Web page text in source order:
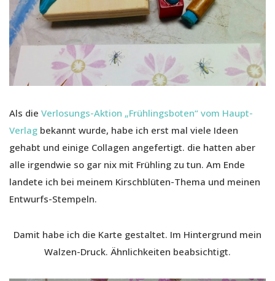
Als die Verlosungs-Aktion „Frühlingsboten“ vom Haupt-
Verlag bekannt wurde, habe ich erst mal viele Ideen
gehabt und einige Collagen angefertigt. die hatten aber
alle irgendwie so gar nix mit Frühling zu tun. Am Ende
landete ich bei meinem Kirschblüten-Thema und meinen
Entwurfs-Stempeln.
Damit habe ich die Karte gestaltet. Im Hintergrund mein
Walzen-Druck. Ähnlichkeiten beabsichtigt.